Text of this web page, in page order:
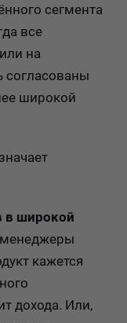
сегмента
все
на
согласованы
широкой
в широкой
кажется
дохода. Или,